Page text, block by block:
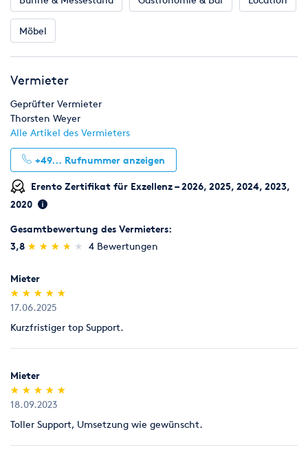
Möbel
Vermieter
Geprüfter Vermieter
Thorsten Weyer
Alle Artikel des Vermieters
+49... Rufnummer anzeigen
Erento Zertifikat für Exzellenz – 2026, 2025, 2024, 2023,
2020
Gesamtbewertung des Vermieters:
3,8 (*)
★
★
(*) ★
★
(*) ★
★
(*) ★
★
( ) ★
★ 4 Bewertungen
Mieter
(*)
★
★
(*) ★
★
(*) ★
★
(*) ★
★
(*) ★
★
17.06.2025
Kurzfristiger top Support.
Mieter
(*)
★
★
(*) ★
★
(*) ★
★
(*) ★
★
(*) ★
★
18.09.2023
Toller Support, Umsetzung wie gewünscht.